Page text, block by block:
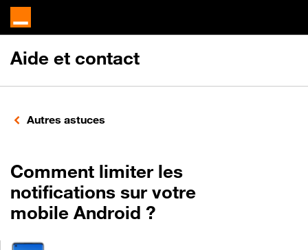
Aide et contact
Autres astuces
Comment limiter les
notifications sur votre
mobile Android ?